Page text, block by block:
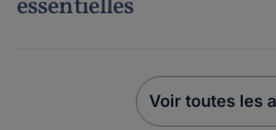
Voir toutes les